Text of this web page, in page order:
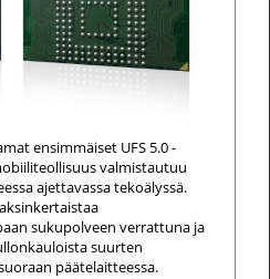
ensimmäiset UFS 5.0 -
valmistautuu
ajettavassa tekoälyssä.
sukupolveen verrattuna ja
suurten
päätelaitteessa.